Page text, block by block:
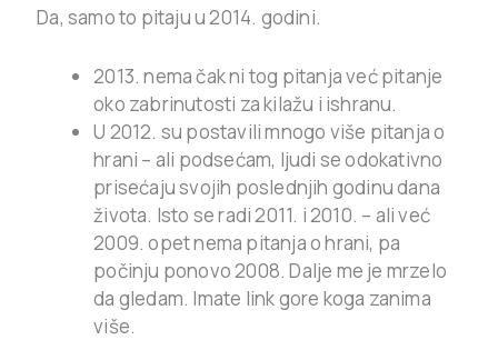
Da, samo to pitaju u 2014. godini.
2013. nema čak ni tog pitanja već pitanje
oko zabrinutosti za kilažu i ishranu.
U 2012. su postavili mnogo više pitanja o
hrani – ali podsećam, ljudi se odokativno
prisećaju svojih poslednjih godinu dana
života. Isto se radi 2011. i 2010. – ali već
2009. opet nema pitanja o hrani, pa
počinju ponovo 2008. Dalje me je mrzelo
da gledam. Imate link gore koga zanima
više.